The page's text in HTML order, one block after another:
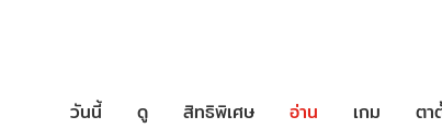
วันนี้ ดู สิทธิพิเศษ อ่าน เกม ตา